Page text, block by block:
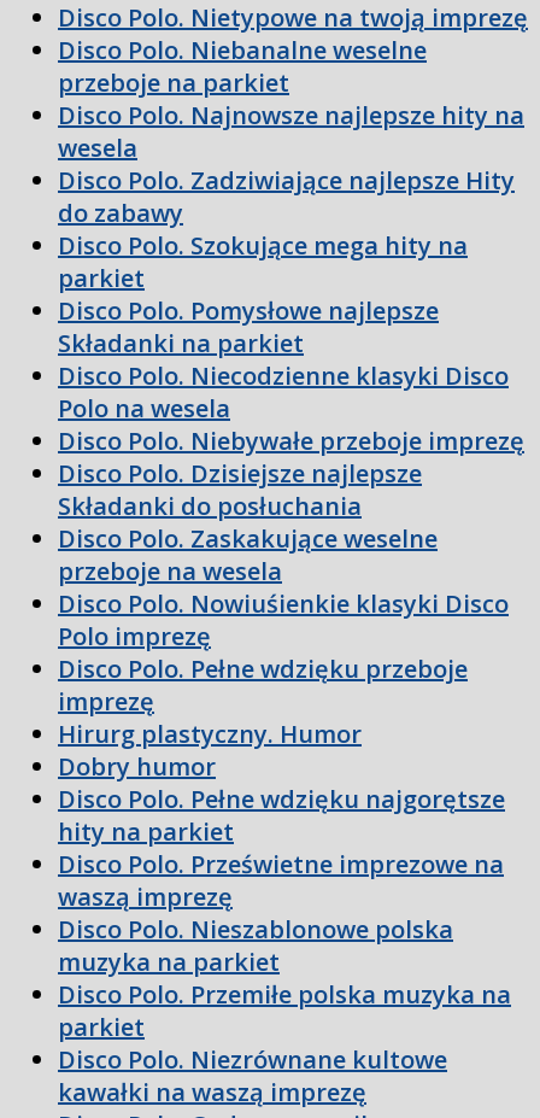
Disco Polo. Nietypowe na twoją imprezę
Disco Polo. Niebanalne weselne
przeboje na parkiet
Disco Polo. Najnowsze najlepsze hity na
wesela
Disco Polo. Zadziwiające najlepsze Hity
do zabawy
Disco Polo. Szokujące mega hity na
parkiet
Disco Polo. Pomysłowe najlepsze
Składanki na parkiet
Disco Polo. Niecodzienne klasyki Disco
Polo na wesela
Disco Polo. Niebywałe przeboje imprezę
Disco Polo. Dzisiejsze najlepsze
Składanki do posłuchania
Disco Polo. Zaskakujące weselne
przeboje na wesela
Disco Polo. Nowiuśienkie klasyki Disco
Polo imprezę
Disco Polo. Pełne wdzięku przeboje
imprezę
Hirurg plastyczny. Humor
Dobry humor
Disco Polo. Pełne wdzięku najgorętsze
hity na parkiet
Disco Polo. Prześwietne imprezowe na
waszą imprezę
Disco Polo. Nieszablonowe polska
muzyka na parkiet
Disco Polo. Przemiłe polska muzyka na
parkiet
Disco Polo. Niezrównane kultowe
kawałki na waszą imprezę